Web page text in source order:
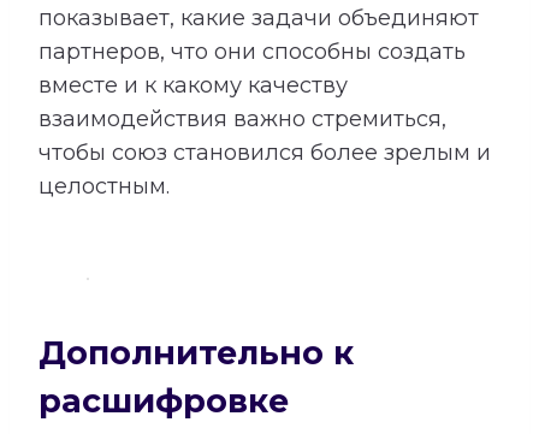
показывает, какие задачи объединяют
партнеров, что они способны создать
вместе и к какому качеству
взаимодействия важно стремиться,
чтобы союз становился более зрелым и
целостным.
Дополнительно к
расшифровке